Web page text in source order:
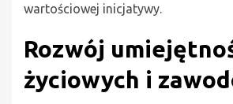
wartościowej inicjatywy.
Rozwój
życiowych i